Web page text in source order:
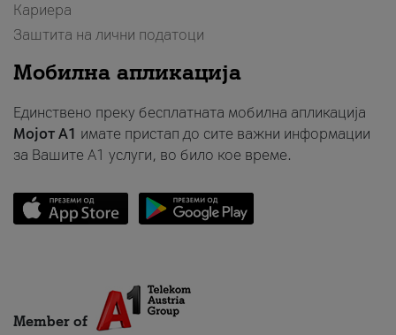
Кариера
Заштита на лични податоци
Мобилна апликација
Единствено преку бесплатната мобилна апликација
Мојот A1 имате пристап до сите важни информации
за Вашите A1 услуги, во било кое време.
Member of